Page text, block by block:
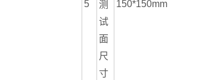
5
测
试
面
尺
寸
150*150mm